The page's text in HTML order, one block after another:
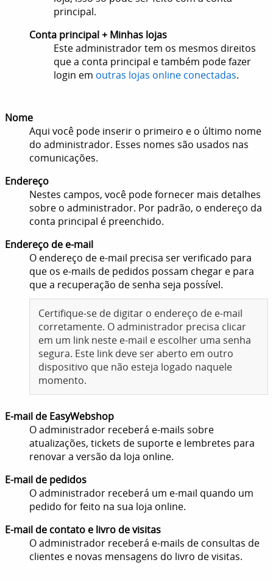
principal.
Conta principal + Minhas lojas
Este administrador tem os mesmos direitos
que a conta principal e também pode fazer
login em outras lojas online conectadas.
Nome
Aqui você pode inserir o primeiro e o último nome
do administrador. Esses nomes são usados nas
comunicações.
Endereço
Nestes campos, você pode fornecer mais detalhes
sobre o administrador. Por padrão, o endereço da
conta principal é preenchido.
Endereço de e-mail
O endereço de e-mail precisa ser verificado para
que os e-mails de pedidos possam chegar e para
que a recuperação de senha seja possível.
Certifique-se de digitar o endereço de e-mail
corretamente. O administrador precisa clicar
em um link neste e-mail e escolher uma senha
segura. Este link deve ser aberto em outro
dispositivo que não esteja logado naquele
momento.
E-mail de EasyWebshop
O administrador receberá e-mails sobre
atualizações, tickets de suporte e lembretes para
renovar a versão da loja online.
E-mail de pedidos
O administrador receberá um e-mail quando um
pedido for feito na sua loja online.
E-mail de contato e livro de visitas
O administrador receberá e-mails de consultas de
clientes e novas mensagens do livro de visitas.